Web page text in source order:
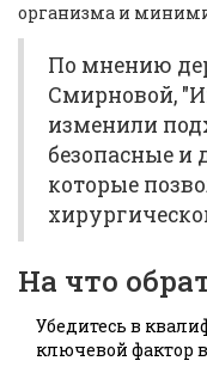
организма и
По мнению
Смирновой,
изменили
безопасные и
которые
На что
Убедитесь в
ключевой фактор